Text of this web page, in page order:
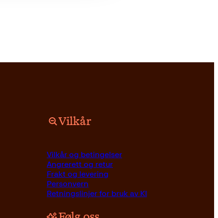
Vilkår
Vilkår og betingelser
Angrerett og retur
Frakt og levering
Personvern
Retningslinjer for bruk av KI